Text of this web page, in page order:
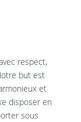
respect,
but est
et
disposer en
sous